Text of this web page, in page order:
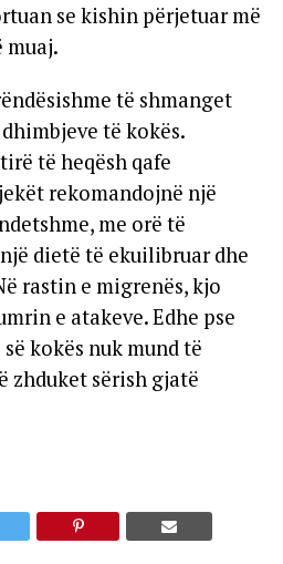
se kishin përjetuar më
muaj.
të shmanget
të kokës.
të heqësh qafe
rekomandojnë një
me orë të
dietë të ekuilibruar dhe
rastin e migrenës, kjo
e atakeve. Edhe pse
kokës nuk mund të
zhduket sërish gjatë